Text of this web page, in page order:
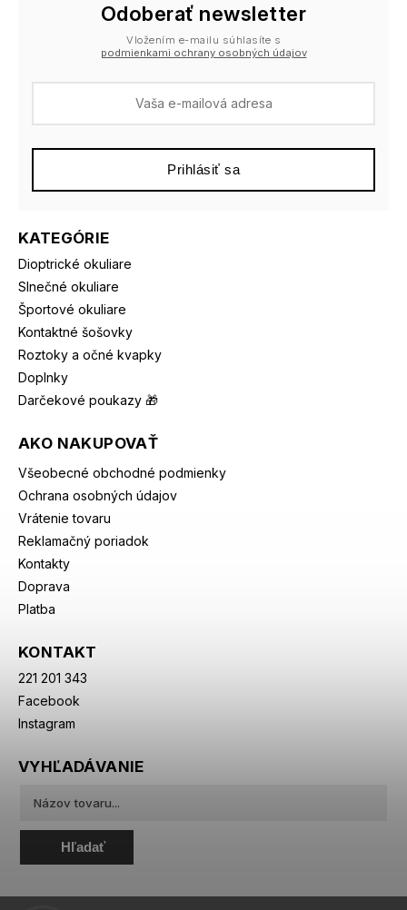
KATEGÓRIE
Dioptrické okuliare
Slnečné okuliare
Športové okuliare
Kontaktné šošovky
Roztoky a očné kvapky
Doplnky
Darčekové poukazy 🎁
AKO NAKUPOVAŤ
Všeobecné obchodné podmienky
Ochrana osobných údajov
Vrátenie tovaru
Reklamačný poriadok
Kontakty
Doprava
Platba
KONTAKT
221 201 343
Facebook
Instagram
Odoberať newsletter
Vložením e-mailu súhlasíte s
podmienkami ochrany osobných údajov
Prihlásiť sa
VYHĽADÁVANIE
Hľadať